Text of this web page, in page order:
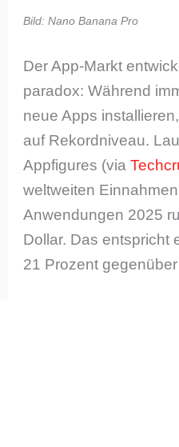
Bild: Nano Banana Pro
Der App-Markt
paradox: Während
neue Apps
auf Rekordniveau.
Appfigures (via
weltweiten
Anwendungen 2025
Dollar. Das entspricht
21 Prozent